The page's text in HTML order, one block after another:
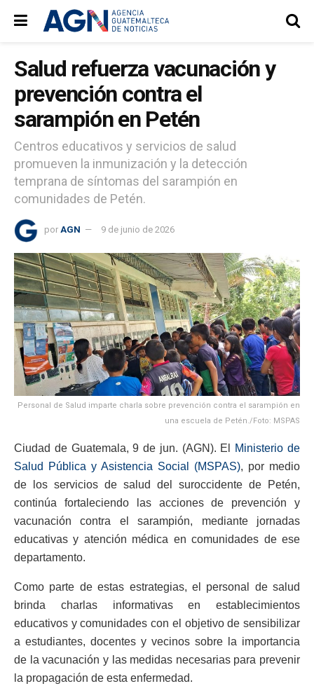
Salud refuerza vacunación y
prevención contra el
sarampión en Petén
Centros educativos y servicios de salud
promueven la inmunización y la detección
temprana de síntomas del sarampión en
comunidades de Petén.
por AGN 9 de junio de 2026
Personal de Salud imparte charla sobre prevención contra el sarampión en
una escuela de Petén./Foto: MSPAS
Ciudad de Guatemala, 9 de jun. (AGN). El
Ministerio de
Salud Pública y Asistencia Social (MSPAS), por medio
de los servicios de salud del suroccidente de Petén,
continúa fortaleciendo las acciones de prevención y
vacunación contra el sarampión, mediante jornadas
educativas y atención médica en comunidades de ese
departamento.
Como parte de estas estrategias, el personal de salud
brinda charlas informativas en establecimientos
educativos y comunidades con el objetivo de sensibilizar
a estudiantes, docentes y vecinos sobre la importancia
de la vacunación y las medidas necesarias para prevenir
la propagación de esta enfermedad.